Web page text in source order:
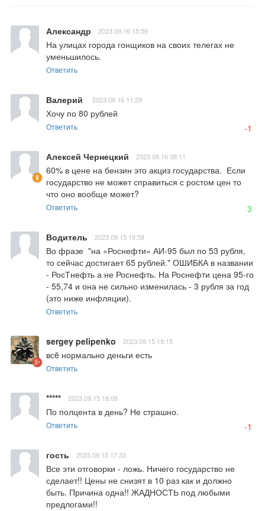
Александр 2023.09.16 15:59
На улицах города гонщиков на своих телегах не
уменьшилось.
Ответить
Валерий 2023.09.16 11:29
Хочу по 80 рублей
Ответить -1
Алексей Чернецкий 2023.09.16 08:11
60% в цене на бензин это акциз государства.  Если
государство не может справиться с ростом цен то
что оно вообще может?
Ответить 3
Водитель 2023.09.15 19:58
Во фразе  "на «Роснефти» АИ-95 был по 53 рубля,
то сейчас достигает 65 рублей." ОШИБКА в названии
- РосТнефть а не Роснефть. На Роснефти цена 95-го
- 55,74 и она не сильно изменилась - 3 рубля за год
(это ниже инфляции).
Ответить
sergey pelipenko 2023.09.15 19:15
всë нормально деньги есть
Ответить
***** 2023.09.15 18:09
По полцента в день? Не страшно.
Ответить -1
гость 2023.09.15 17:33
Все эти отговорки - ложь. Ничего государство не
сделает!! Цены не снизят в 10 раз как и должно
быть. Причина одна!! ЖАДНОСТЬ под любыми
предлогами!!